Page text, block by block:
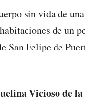
sin vida de
de un
San Felipe de
Vicioso de la